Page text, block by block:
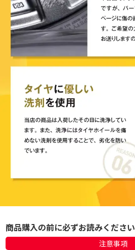
商品購入の前に必ずお読みください
注意事項